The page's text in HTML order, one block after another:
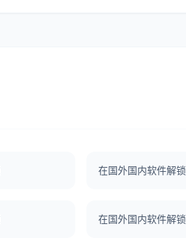
在国外国内软件解锁
在国外国内软件解锁